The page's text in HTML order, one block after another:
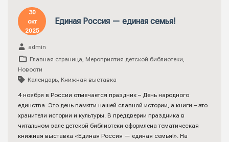
30
окт
2025
Единая Россия — единая семья!
admin
Главная страница, Мероприятия детской библиотеки,
Новости
Календарь, Книжная выставка
4 ноября в России отмечается праздник – День народного
единства. Это день памяти нашей славной истории, а книги – это
хранители истории и культуры. В преддверии праздника в
читальном зале детской библиотеки оформлена тематическая
книжная выставка «Единая Россия — единая семья!». На